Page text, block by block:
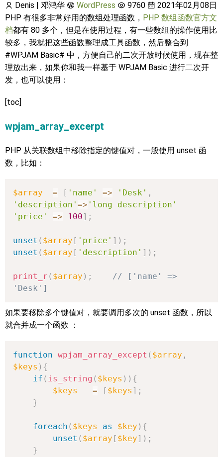
Denis | 邓鸿华 WordPress 9760
2021年02月08日
PHP 有很多非常好用的数组处理函数， PHP 数组函数官方文
档都有 80 多个，但是在使用过程，有一些数组的操作使用比
较多，我就把这些函数整理成工具函数，然后整合到
#WPJAM Basic# 中，方便自己的二次开放时候使用，现在整
理放出来，如果你和我一样基于 WPJAM Basic 进行二次开
发，也可以使用：
[toc]
wpjam_array_excerpt
PHP 从关联数组中移除指定的键值对，一般使用 unset 函
数，比如：
$array = [ 'name' => 'Desk' ,
'description' => 'long description'
'price'
=> 100] ;
unset ( $array [ 'price' ] ) ;
unset ( $array [ 'description' ] ) ;
print_r ( $array ) ;
// ['name' =>
'Desk']
如果要移除多个键值对，就要调用多次的 unset 函数，所以
就合并成一个函数 ：
function wpjam_array_except ( $array ,
$keys ) {
if ( is_string ( $keys ) ) {
$keys
= [ $keys ] ;
}
foreach ( $keys as $key ) {
unset ( $array [ $key] ) ;
}